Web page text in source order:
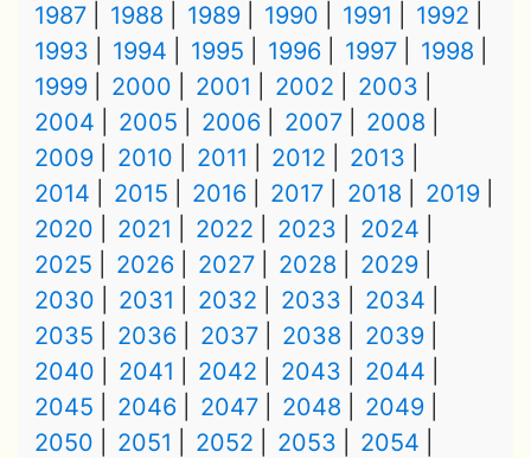
1987
1988 1989 1990 1991
1992
1993
1994 1995 1996 1997
1998
1999
2000 2001 2002
2003
2004
2005 2006 2007
2008
2009
2010 2011 2012
2013
2014
2015 2016 2017 2018
2019
2020
2021 2022 2023
2024
2025
2026 2027 2028
2029
2030
2031 2032 2033
2034
2035
2036 2037 2038
2039
2040
2041 2042 2043
2044
2045
2046 2047 2048
2049
2050
2051 2052 2053
2054